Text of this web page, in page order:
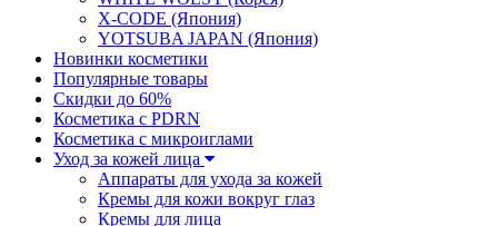
X-CODE (Япония)
YOTSUBA JAPAN (Япония)
Новинки косметики
Популярные товары
Скидки до 60%
Косметика с PDRN
Косметика с микроиглами
Уход за кожей лица
Аппараты для ухода за кожей
Кремы для кожи вокруг глаз
Кремы для лица